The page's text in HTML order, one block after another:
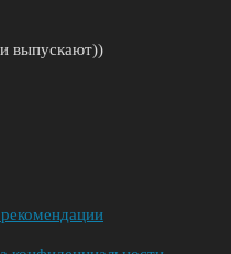
выпускают))